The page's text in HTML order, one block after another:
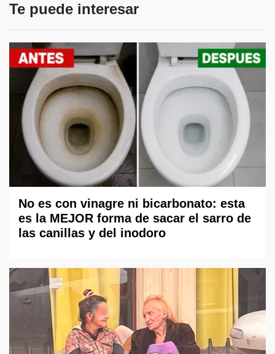
Te puede interesar
No es con vinagre ni bicarbonato: esta
es la MEJOR forma de sacar el sarro de
las canillas y del inodoro